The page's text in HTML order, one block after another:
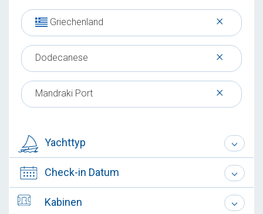
×
Griechenland
×
Dodecanese
×
Mandraki Port
Yachttyp
Check-in Datum
Kabinen